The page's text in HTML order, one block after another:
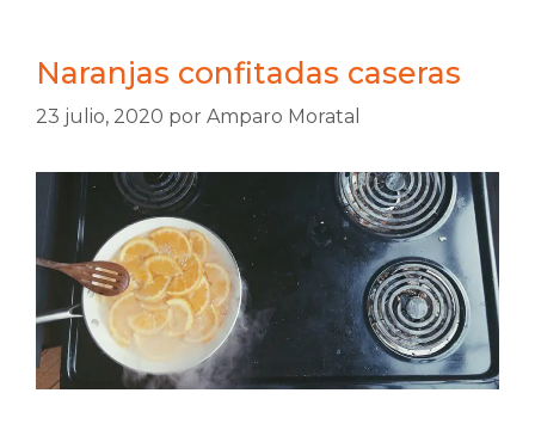
Naranjas confitadas caseras
23 julio, 2020 por Amparo Moratal